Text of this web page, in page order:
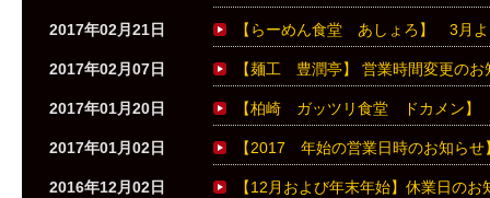
2017年02月21日 【らーめん食堂 あしょろ】 3月よ
2017年02月07日 【麺工 豊潤亭】 営業時間変更のお
2017年01月20日 【柏崎 ガッツリ食堂 ドカメン】
2017年01月02日 【2017 年始の営業日時のお知らせ
2016年12月02日 【12月および年末年始】休業日のお